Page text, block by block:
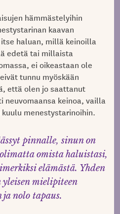
hämmästelyihin
kaavan
haluan, millä keinoilla
edetä tai millaista
ei oikeastaan ole
tunnu myöskään
että olen jo saattanut
neuvomaansa keinoa, vailla
menestystarinoihin.
pinnalle, sinun on
omista haluistasi,
elämästä. Yhden
mielipiteen
nolo tapaus.